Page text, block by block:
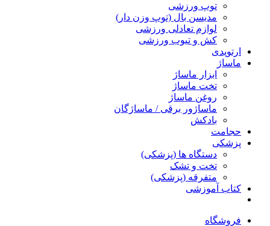
توپ ورزشی
مدیسن بال (توپ وزن دار)
لوازم تعادلی ورزشی
کش و تیوب ورزشی
ارتوپدی
ماساژ
ابزار ماساژ
تخت ماساژ
روغن ماساژ
ماساژور برقی / ماساژگان
بادکش
حجامت
پزشکی
دستگاه ها (پزشکی)
تخت و تشک
متفرقه (پزشکی)
کتاب آموزشی
فروشگاه